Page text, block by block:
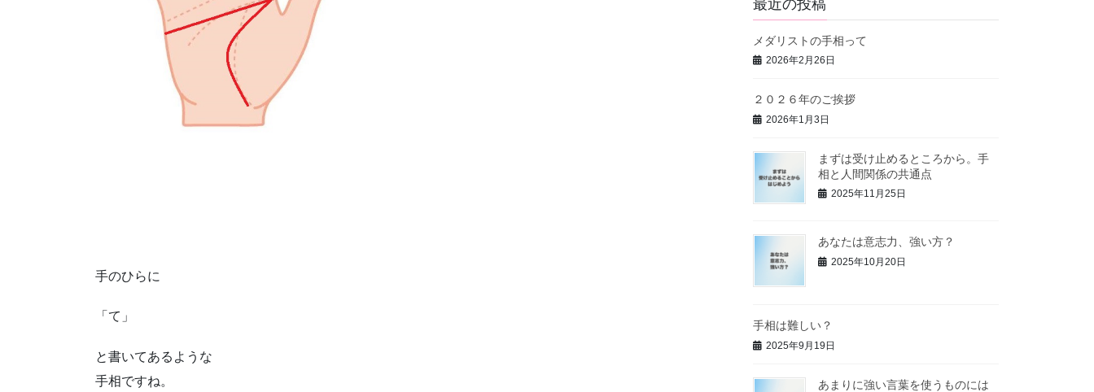
手のひらに
「て」
と書いてあるような
手相ですね。
最近の投稿
メダリストの手相って
2026年2月26日
２０２６年のご挨拶
2026年1月3日
まずは受け止めるところから。手
相と人間関係の共通点
2025年11月25日
あなたは意志力、強い方？
2025年10月20日
手相は難しい？
2025年9月19日
あまりに強い言葉を使うものには